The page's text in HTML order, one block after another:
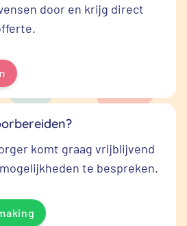
door en krijg direct
komt graag vrijblijvend
te bespreken.